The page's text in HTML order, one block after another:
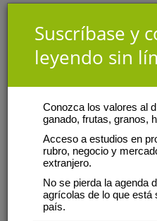
Suscríbase y
leyendo sin
Conozca los valores al
ganado, frutas, granos,
Acceso a estudios en
rubro, negocio y
extranjero.
No se pierda la agenda
agrícolas de lo que está
país.